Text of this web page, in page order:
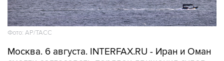
Фото: AP/ТАСС
Москва. 6 августа. INTERFAX.RU - Иран и Оман